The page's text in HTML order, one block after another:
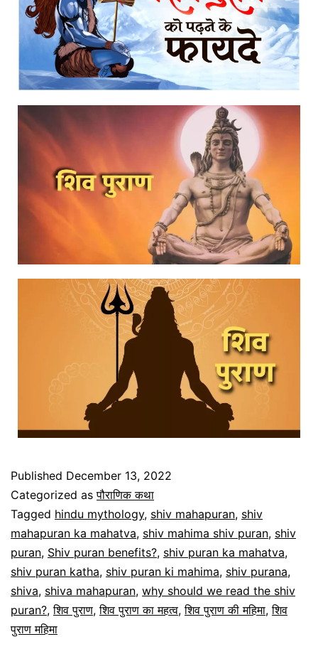
Published December 13, 2022
Categorized asपौराणिक कथा
Tagged hindu mythology, shiv mahapuran, shiv
mahapuran ka mahatva, shiv mahima shiv puran, shiv
puran, Shiv puran benefits?, shiv puran ka mahatva,
shiv puran katha, shiv puran ki mahima, shiv purana,
shiva, shiva mahapuran, why should we read the shiv
puran?,शिव पुराण,शिव पुराण का महत्व,शिव पुराण की महिमा,शिव
पुराण महिमा